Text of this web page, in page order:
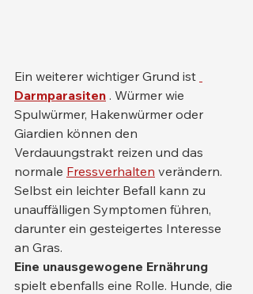
Ein weiterer wichtiger Grund ist
Darmparasiten . Würmer wie
Spulwürmer, Hakenwürmer oder
Giardien können den
Verdauungstrakt reizen und das
normale Fressverhalten verändern.
Selbst ein leichter Befall kann zu
unauffälligen Symptomen führen,
darunter ein gesteigertes Interesse
an Gras.
Eine unausgewogene Ernährung
spielt ebenfalls eine Rolle. Hunde, die